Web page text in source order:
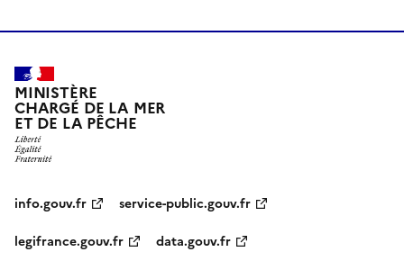
MINISTÈRE
CHARGÉ DE LA MER
ET DE LA PÊCHE
info.gouv.fr
service-public.gouv.fr
legifrance.gouv.fr
data.gouv.fr